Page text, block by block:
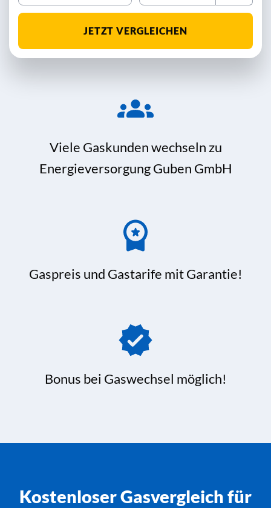
JETZT VERGLEICHEN
Viele Gaskunden wechseln zu
Energieversorgung Guben GmbH
Gaspreis und Gastarife mit Garantie!
Bonus bei Gaswechsel möglich!
Kostenloser Gasvergleich für